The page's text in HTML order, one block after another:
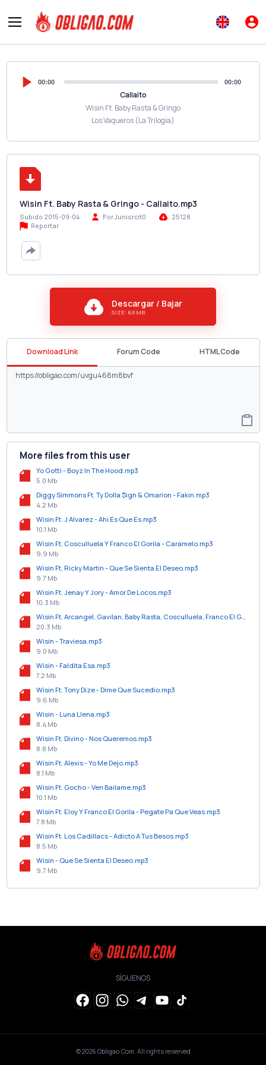
00:00 00:00
Callaito
Wisin Ft. Baby Rasta & Gringo
Los Vaqueros (La Trilogia)
Wisin Ft. Baby Rasta & Gringo - Callaito.mp3
Subido 2015-09-04 Por Juniorcit0
25128
Reportar
Descargar / Bajar
SIZE: 6.8 MB
Download Link Forum Code HTML Code
More files from this user
Yo Gotti - Boyz In The Hood.mp3
5.0 Mb
Diggy Simmons Ft. Ty Dolla $ign & Omarion - Fakin.mp3
4.2 Mb
Wisin Ft. J Alvarez - Ahi Es Que Es.mp3
10.1 Mb
Wisin Ft. Cosculluela Y Franco El Gorila - Caramelo.mp3
9.9 Mb
Wisin Ft. Ricky Martin - Que Se Sienta El Deseo.mp3
9.7 Mb
Wisin Ft. Jenay Y Jory - Amor De Locos.mp3
10.3 Mb
Wisin Ft. Arcangel, Gavilan, Baby Rasta, Cosculluela, Franco El Gorila, Ñengo Flow, J Alvarez, Farruko, Pusho, Tito El Bambino Y Jenay - Los Vaqueros.mp3
20.3 Mb
Wisin - Traviesa.mp3
9.0 Mb
Wisin - Faldita Esa.mp3
7.2 Mb
Wisin Ft. Tony Dize - Dime Que Sucedio.mp3
9.6 Mb
Wisin - Luna Llena.mp3
8.4 Mb
Wisin Ft. Divino - Nos Queremos.mp3
8.8 Mb
Wisin Ft. Alexis - Yo Me Dejo.mp3
8.1 Mb
Wisin Ft. Gocho - Ven Bailame.mp3
10.1 Mb
Wisin Ft. Eloy Y Franco El Gorila - Pegate Pa Que Veas.mp3
7.8 Mb
Wisin Ft. Los Cadillacs - Adicto A Tus Besos.mp3
8.5 Mb
Wisin - Que Se Sienta El Deseo.mp3
9.7 Mb
SÍGUENOS
© 2026 Obligao.Com. All rights reserved